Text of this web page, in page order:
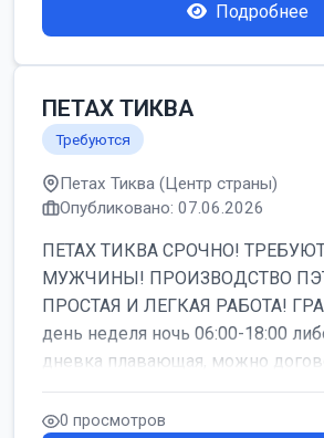
Подробнее
ПЕТАХ ТИКВА
Требуются
Петах Тиква (Центр страны)
Опубликовано: 07.06.2026
ПЕТАХ ТИКВА СРОЧНО!
МУЖЧИНЫ! ПРОИЗВОДСТВО
ПРОСТАЯ И ЛЕГКАЯ РАБОТА!
день неделя ночь 06:00-18:00
дневка плавающая, можно
работать б...
0 просмотров